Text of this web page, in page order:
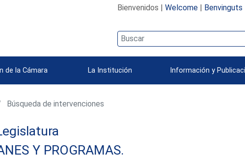
Bienvenidos | Welcome| Benvinguts
de la Cámara La Institución Información y
Búsqueda de intervenciones
Y PROGRAMAS.